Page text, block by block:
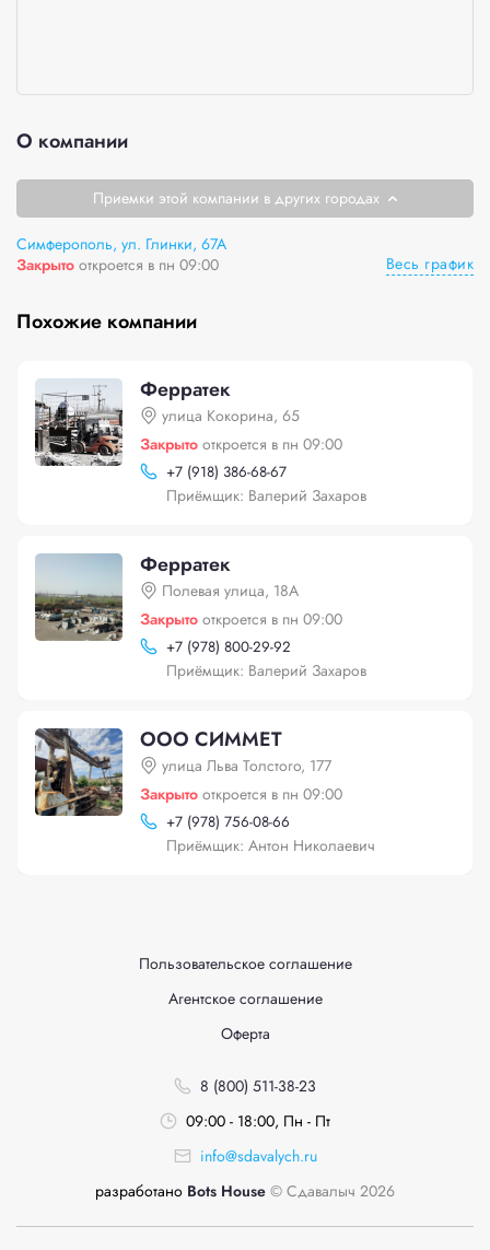
О компании
Приемки этой компании в других городах
Симферополь, ул. Глинки, 67А
Закрыто откроется в пн 09:00 Весь график
Похожие компании
Ферратек
улица Кокорина, 65
Закрыто откроется в пн 09:00
+7 (918) 386-68-67
Приёмщик: Валерий Захаров
Ферратек
Полевая улица, 18А
Закрыто откроется в пн 09:00
+7 (978) 800-29-92
Приёмщик: Валерий Захаров
ООО СИММЕТ
улица Льва Толстого, 177
Закрыто откроется в пн 09:00
+7 (978) 756-08-66
Приёмщик: Антон Николаевич
Пользовательское соглашение
Агентское соглашение
Оферта
8 (800) 511-38-23
09:00 - 18:00, Пн - Пт
info@sdavalych.ru
разработано Bots House © Сдавалыч 2026